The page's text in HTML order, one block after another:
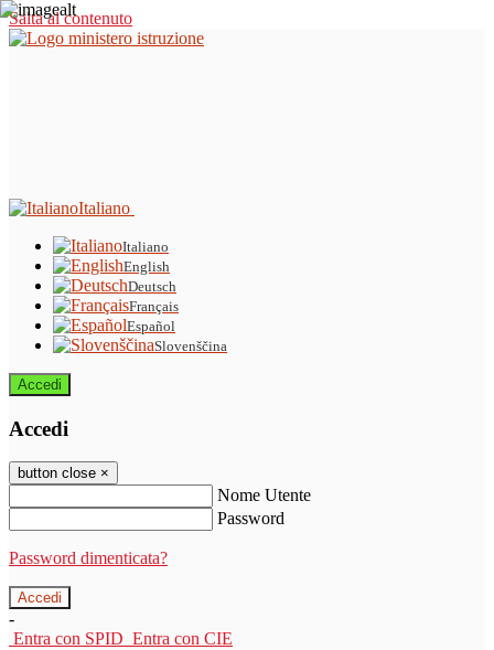
Salta al contenuto
Italiano
Italiano
English
Deutsch
Français
Español
Slovenščina
Accedi
Accedi
button close ×
Nome Utente
Password
Password dimenticata?
-
Entra con SPID Entra con CIE